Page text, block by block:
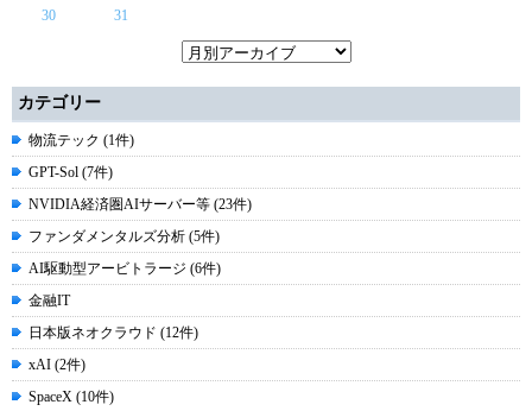
30
31
カテゴリー
物流テック (1件)
GPT-Sol (7件)
NVIDIA経済圏AIサーバー等 (23件)
ファンダメンタルズ分析 (5件)
AI駆動型アービトラージ (6件)
金融IT
日本版ネオクラウド (12件)
xAI (2件)
SpaceX (10件)